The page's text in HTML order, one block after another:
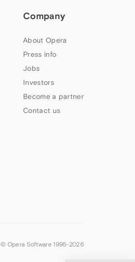
Company
About Opera
Press info
Jobs
Investors
Become a partner
Contact us
© Opera Software 1995-2026